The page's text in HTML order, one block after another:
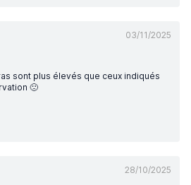
03/11/2025
sont plus élevés que ceux indiqués
🙁
28/10/2025